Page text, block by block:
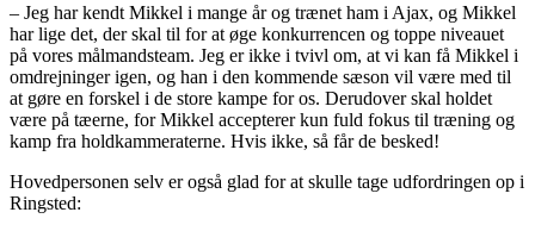
– Jeg har kendt Mikkel i mange år og trænet ham i Ajax, og Mikkel
har lige det, der skal til for at øge konkurrencen og toppe niveauet
på vores målmandsteam. Jeg er ikke i tvivl om, at vi kan få Mikkel i
omdrejninger igen, og han i den kommende sæson vil være med til
at gøre en forskel i de store kampe for os. Derudover skal holdet
være på tæerne, for Mikkel accepterer kun fuld fokus til træning og
kamp fra holdkammeraterne. Hvis ikke, så får de besked!
Hovedpersonen selv er også glad for at skulle tage udfordringen op i
Ringsted: